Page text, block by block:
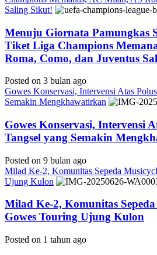
Saling Sikut!
Menuju Giornata Pamungkas
Tiket Liga Champions
Roma, Como, dan Juventus
Posted on 3 bulan ago
Gowes Konservasi, Intervensi Atas
Semakin Mengkhawatirkan
Gowes Konservasi, Intervensi
Tangsel yang Semakin
Posted on 9 bulan ago
Milad Ke-2, Komunitas Sepeda
Ujung Kulon
Milad Ke-2, Komunitas
Gowes Touring Ujung Kulon
Posted on 1 tahun ago